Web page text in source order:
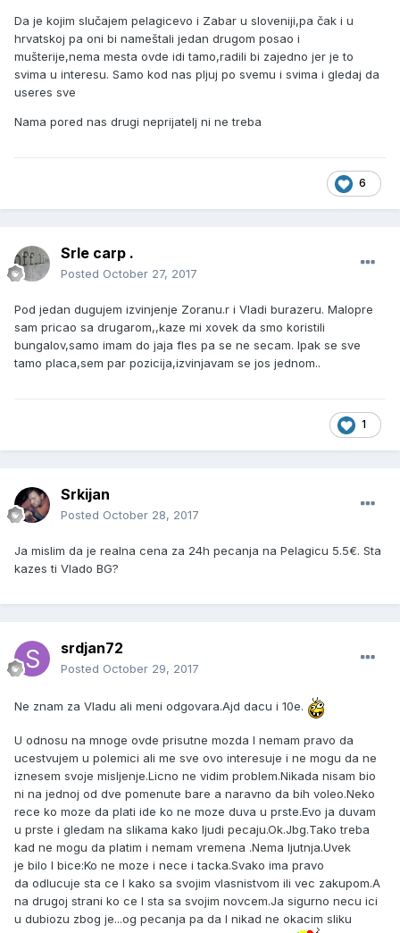
Da je kojim slučajem pelagicevo i Zabar u sloveniji,pa čak i u
hrvatskoj pa oni bi nameštali jedan drugom posao i
mušterije,nema mesta ovde idi tamo,radili bi zajedno jer je to
svima u interesu. Samo kod nas pljuj po svemu i svima i gledaj da
useres sve
Nama pored nas drugi neprijatelj ni ne treba
6
Srle carp .
Posted October 27, 2017
Pod jedan dugujem izvinjenje Zoranu.r i Vladi burazeru. Malopre
sam pricao sa drugarom,,kaze mi xovek da smo koristili
bungalov,samo imam do jaja fles pa se ne secam. Ipak se sve
tamo placa,sem par pozicija,izvinjavam se jos jednom..
1
Srkijan
Posted October 28, 2017
Ja mislim da je realna cena za 24h pecanja na Pelagicu 5.5€. Sta
kazes ti Vlado BG?
srdjan72
Posted October 29, 2017
Ne znam za Vladu ali meni odgovara.Ajd dacu i 10e.
U odnosu na mnoge ovde prisutne mozda I nemam pravo da
ucestvujem u polemici ali me sve ovo interesuje i ne mogu da ne
iznesem svoje misljenje.Licno ne vidim problem.Nikada nisam bio
ni na jednoj od dve pomenute bare a naravno da bih voleo.Neko
rece ko moze da plati ide ko ne moze duva u prste.Evo ja duvam
u prste i gledam na slikama kako ljudi pecaju.Ok.Jbg.Tako treba
kad ne mogu da platim i nemam vremena .Nema ljutnja.Uvek
je bilo I bice:Ko ne moze i nece i tacka.Svako ima pravo
da odlucuje sta ce I kako sa svojim vlasnistvom ili vec zakupom.A
na drugoj strani ko ce I sta sa svojim novcem.Ja sigurno necu ici
u dubiozu zbog je...og pecanja pa da I nikad ne okacim sliku